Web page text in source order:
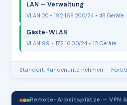
LAN — Verwaltung
VLAN 20 • 192.168.20.0/24 • 48 Geräte
Gäste-WLAN
VLAN 99 • 172.16.0.0/24 • 12 Geräte
Standort: Kundenunternehmen —
Remote-Arbeitsplätze — VPN